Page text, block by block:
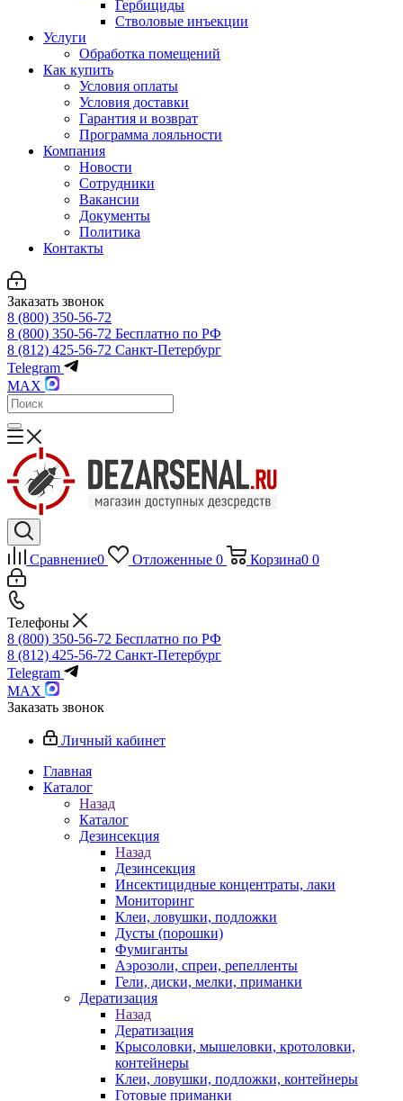
Гербициды
Стволовые инъекции
Услуги
Обработка помещений
Как купить
Условия оплаты
Условия доставки
Гарантия и возврат
Программа лояльности
Компания
Новости
Сотрудники
Вакансии
Документы
Политика
Контакты
Заказать звонок
8 (800) 350-56-72
8 (800) 350-56-72 Бесплатно по РФ
8 (812) 425-56-72 Санкт-Петербург
Telegram
MAX
Сравнение0 Отложенные 0 Корзина0 0
Телефоны
8 (800) 350-56-72 Бесплатно по РФ
8 (812) 425-56-72 Санкт-Петербург
Telegram
MAX
Заказать звонок
Личный кабинет
Главная
Каталог
Назад
Каталог
Дезинсекция
Назад
Дезинсекция
Инсектицидные концентраты, лаки
Мониторинг
Клеи, ловушки, подложки
Дусты (порошки)
Фумиганты
Аэрозоли, спреи, репелленты
Гели, диски, мелки, приманки
Дератизация
Назад
Дератизация
Крысоловки, мышеловки, кротоловки,
контейнеры
Клеи, ловушки, подложки, контейнеры
Готовые приманки